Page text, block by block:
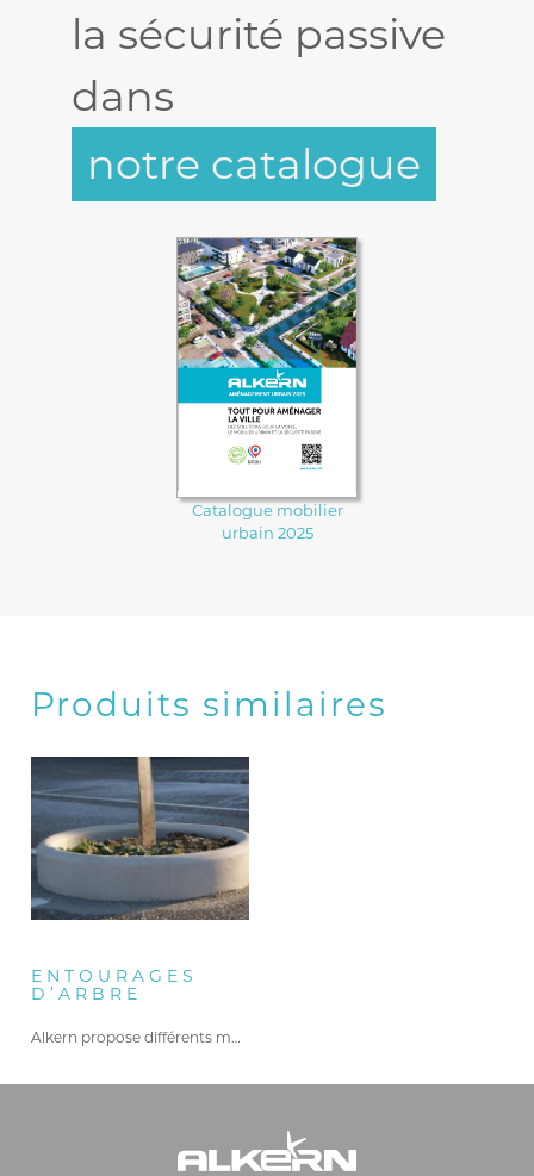
Catalogue mobilier
urbain 2025
la sécurité passive
dans
notre catalogue
Produits similaires
ENTOURAGES
D’ARBRE
Alkern propose différents modèles d’entourages…